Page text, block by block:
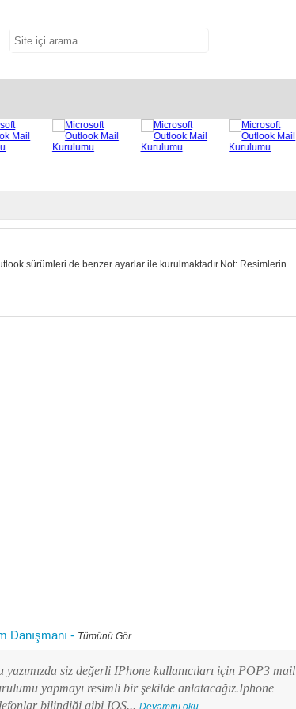
sürümleri de benzer ayarlar ile kurulmaktadır.Not: Resimlerin
Danışmanı - Tümünü Gör
yazımızda siz değerli IPhone kullanıcıları için POP3 mail
yapmayı resimli bir şekilde anlatacağız.Iphone
bilindiği gibi IOS... Devamını oku...